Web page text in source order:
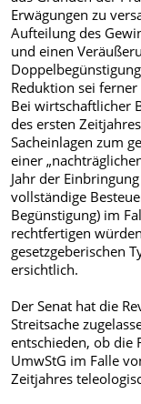
Erwägungen zu
Aufteilung des
und einen
Reduktion sei
Bei wirtschaftlicher
des ersten
Sacheinlagen zum
einer
Jahr der
vollständige
Begünstigung) im
rechtfertigen
gesetzgeberischen
ersichtlich.
Der Senat hat die
Streitsache
entschieden, ob die
UmwStG im Falle
Zeitjahres